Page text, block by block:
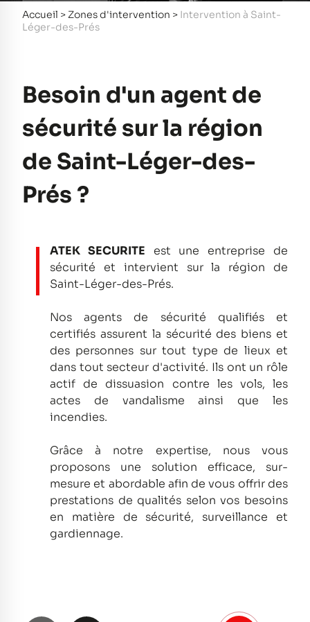
Accueil > Zones d'intervention > Intervention à Saint-
Léger-des-Prés
Besoin d'un agent de
sécurité sur la région
de Saint-Léger-des-
Prés ?
ATEK SECURITE est une entreprise de
sécurité et intervient sur la région de
Saint-Léger-des-Prés.
Nos agents de sécurité qualifiés et
certifiés assurent la sécurité des biens et
des personnes sur tout type de lieux et
dans tout secteur d'activité. Ils ont un rôle
actif de dissuasion contre les vols, les
actes de vandalisme ainsi que les
incendies.
Grâce à notre expertise, nous vous
proposons une solution efficace, sur-
mesure et abordable afin de vous offrir des
prestations de qualités selon vos besoins
en matière de sécurité, surveillance et
gardiennage.